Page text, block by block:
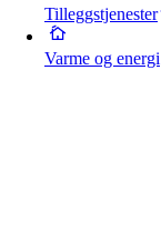
Tilleggstjenester
Varme og energi